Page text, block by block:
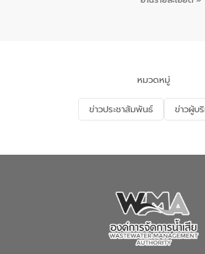
จัดการน้ำเสียและ
อนุรักษ์สิ่งแวดล้
และการบำบัดน้ำเ
เกี่ยวกับสาเหตุแล
ณ เทศบาลตำบล
หมวดหมู่
ข่าวประชาสัมพันธ์ ข่าวผู้บ